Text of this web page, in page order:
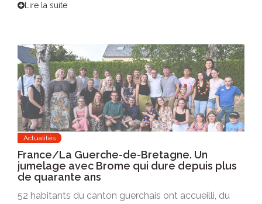
Lire la suite
Actualités
France/La Guerche-de-Bretagne. Un
jumelage avec Brome qui dure depuis plus
de quarante ans
52 habitants du canton guerchais ont accueilli, du